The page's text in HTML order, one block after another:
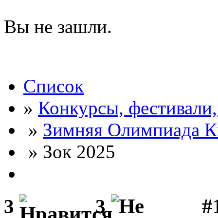
Вы не зашли.
Список
» Конкурсы,
» Зимняя Олимпиада
» Зок 2025
3 3